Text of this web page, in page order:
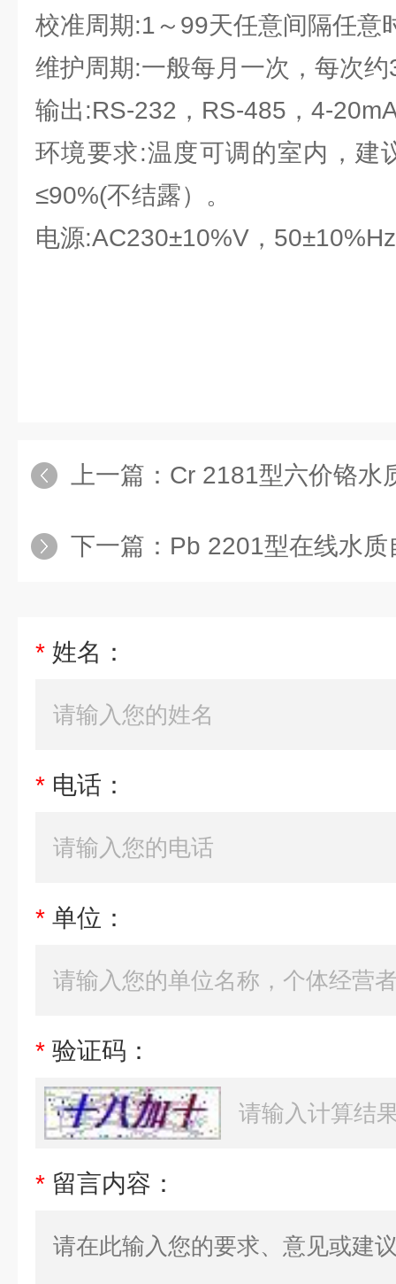
校准周期:1～99天任意间隔任意
维护周期:一般每月一次，每次
输出:RS-232，RS-485，4-
环境要求:温度可调的室内，
≤90%(不结露）。
电源:AC230±10%V，
上一篇： Cr 2181型六价铬水
下一篇： Pb 2201型在线水
* 姓名：
* 电话：
* 单位：
* 验证码：
* 留言内容：